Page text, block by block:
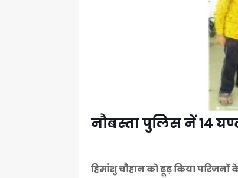
नौबस्ता पुलिस नें 14
हिमांशु चौहान को ढूढ़ किया परिजनों